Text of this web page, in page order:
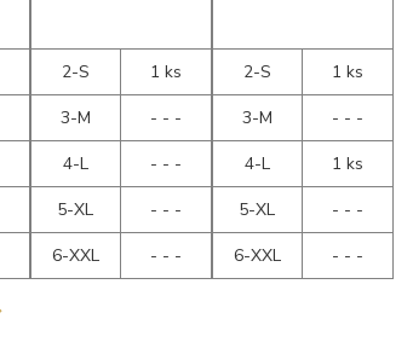
2-S
1 ks
3-M
- - -
4-L
- - -
5-XL
- - -
6-XXL
- - -
2-S
1 ks
3-M
- - -
4-L
1 ks
5-XL
- - -
6-XXL
- - -